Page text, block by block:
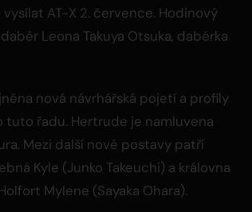
AT-X 2. července. Hodinový
Leona Takuya Otsuka, dabérka
nová návrhářská pojetí a profily
tuto řadu. Hertrude je namluvena
Mezi další nové postavy patří
Kyle (Junko Takeuchi) a královna
Mylene (Sayaka Ohara).